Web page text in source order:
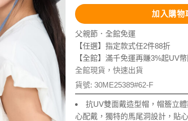
加入購物
父親節．全館免運
【任選】指定款式任2件88折
【全館】滿千免運再賺3%起UV
全館現貨，快速出貨
貨號: 30ME25389#62-F
抗UV雙面戴造型帽，帽簷立
心配戴，獨特的馬尾洞設計，貼